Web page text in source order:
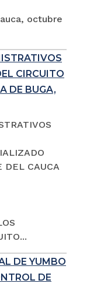
octubre
CIRCUITO
DE BUGA,
DEL CAUCA
DE YUMBO
DE